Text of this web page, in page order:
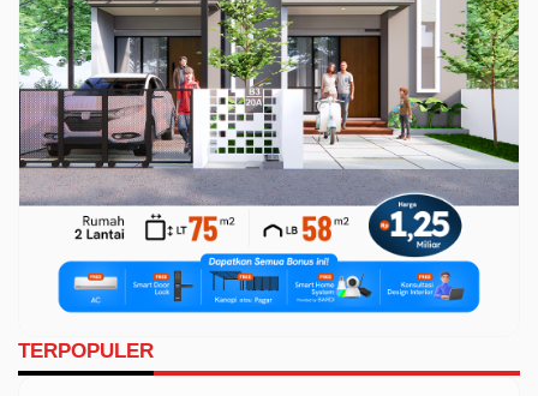
TERPOPULER